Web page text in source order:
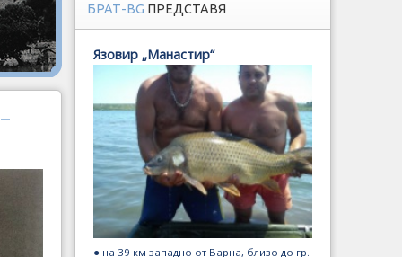
БРАТ-BG ПРЕДСТАВЯ
Язовир „Манастир“
● на 39 км западно от Варна, близо до гр.